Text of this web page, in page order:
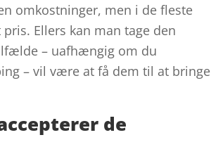
omkostninger, men i de fleste
Ellers kan man tage den
– uafhængig om du
– vil være at få dem til at bringe
de